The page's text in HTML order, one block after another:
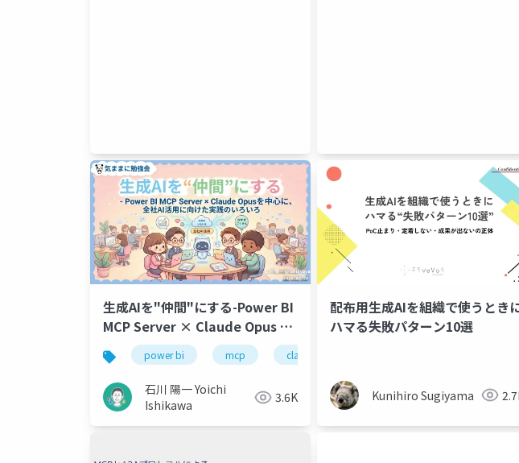
生成AIを"仲間"にする-Power BI
MCP Server × Claude Opus を
中心に、全社AI活用に向けた実践
のいろいろ
power bi mcp claude
石川 陽一 Yoichi
Ishikawa
3.6K
配布用生成AIを組織で使うとき
ハマる失敗パターン10選
Kunihiro Sugiyama